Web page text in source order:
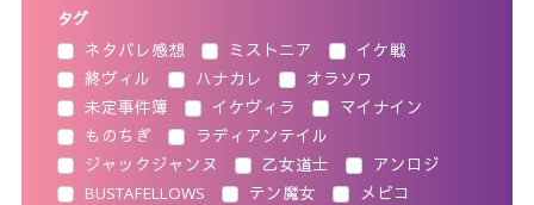
タグ
ネタバレ感想
ミストニア
イケ戦
終ヴィル
ハナカレ
オラソワ
未定事件簿
イケヴィラ
マイナイン
ものちぎ
ラディアンテイル
ジャックジャンヌ
乙女道士
アンロジ
BUSTAFELLOWS
テン魔女
メビコ